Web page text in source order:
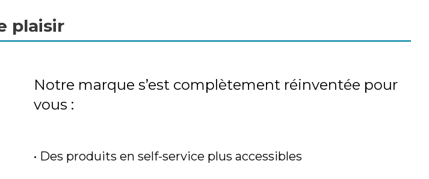
plaisir
Notre marque s’est complètement réinventée pour
vous :
• Des produits en self-service plus accessibles